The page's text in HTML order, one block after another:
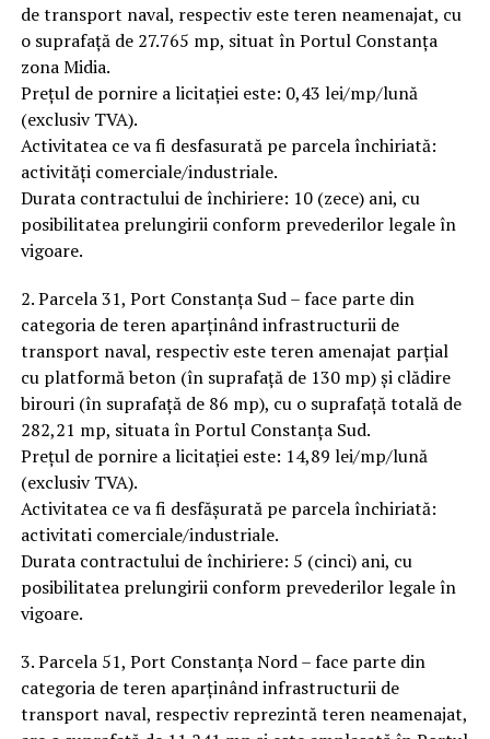
de transport naval, respectiv este teren neamenajat, cu
o suprafață de 27.765 mp, situat în Portul Constanța
zona Midia.
Prețul de pornire a licitației este: 0,43 lei/mp/lună
(exclusiv TVA).
Activitatea ce va fi desfasurată pe parcela închiriată:
activități comerciale/industriale.
Durata contractului de închiriere: 10 (zece) ani, cu
posibilitatea prelungirii conform prevederilor legale în
vigoare.
2. Parcela 31, Port Constanța Sud – face parte din
categoria de teren aparținând infrastructurii de
transport naval, respectiv este teren amenajat parțial
cu platformă beton (în suprafață de 130 mp) și clădire
birouri (în suprafață de 86 mp), cu o suprafață totală de
282,21 mp, situata în Portul Constanța Sud.
Prețul de pornire a licitației este: 14,89 lei/mp/lună
(exclusiv TVA).
Activitatea ce va fi desfășurată pe parcela închiriată:
activitati comerciale/industriale.
Durata contractului de închiriere: 5 (cinci) ani, cu
posibilitatea prelungirii conform prevederilor legale în
vigoare.
3. Parcela 51, Port Constanța Nord – face parte din
categoria de teren aparținând infrastructurii de
transport naval, respectiv reprezintă teren neamenajat,